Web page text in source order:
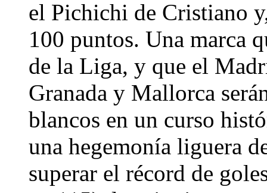
el Pichichi de Cristiano
100 puntos. Una marca
de la Liga, y que el
Granada y Mallorca
blancos en un curso
una hegemonía liguera
superar el récord de